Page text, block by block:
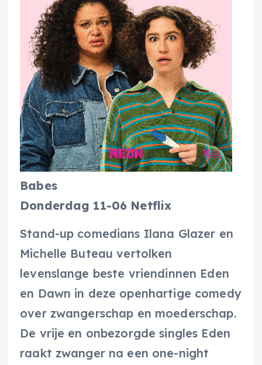
Babes
Donderdag 11-06 Netflix
Stand-up comedians Ilana Glazer en
Michelle Buteau vertolken
levenslange beste vriendinnen Eden
en Dawn in deze openhartige comedy
over zwangerschap en moederschap.
De vrije en onbezorgde singles Eden
raakt zwanger na een one-night